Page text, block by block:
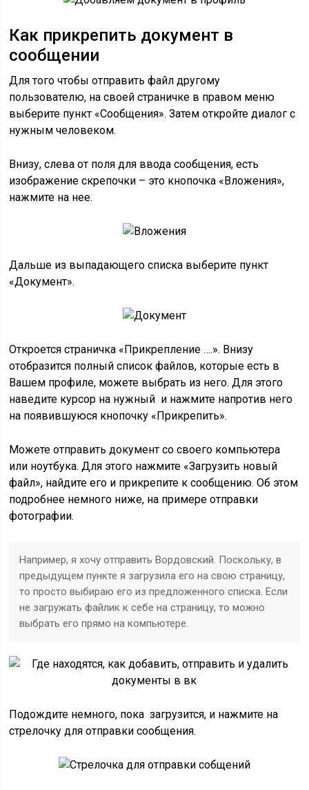
Как прикрепить документ в
сообщении
Для того чтобы отправить файл другому
пользователю, на своей страничке в правом меню
выберите пункт «Сообщения». Затем откройте диалог с
нужным человеком.
Внизу, слева от поля для ввода сообщения, есть
изображение скрепочки – это кнопочка «Вложения»,
нажмите на нее.
Дальше из выпадающего списка выберите пункт
«Документ».
Откроется страничка «Прикрепление ….». Внизу
отобразится полный список файлов, которые есть в
Вашем профиле, можете выбрать из него. Для этого
наведите курсор на нужный и нажмите напротив него
на появившуюся кнопочку «Прикрепить».
Можете отправить документ со своего компьютера
или ноутбука. Для этого нажмите «Загрузить новый
файл», найдите его и прикрепите к сообщению. Об этом
подробнее немного ниже, на примере отправки
фотографии.
Например, я хочу отправить Вордовский. Поскольку, в
предыдущем пункте я загрузила его на свою страницу,
то просто выбираю его из предложенного списка. Если
не загружать файлик к себе на страницу, то можно
выбрать его прямо на компьютере.
Подождите немного, пока загрузится, и нажмите на
стрелочку для отправки сообщения.